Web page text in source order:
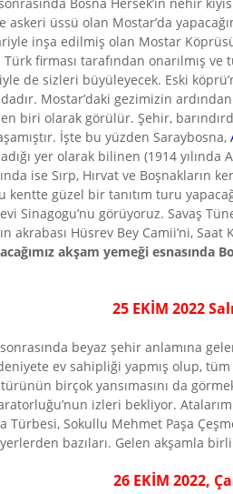
askeri üssü olan Mostar’da
inşa edilmiş olan Mostar
Türk firması tarafından
de sizleri büyüleyecek. Eski
Mostar’daki gezimizin
biri olarak görülür. Şehir,
İşte bu yüzden Saraybosna,
yer olarak bilinen (1914
ise Sırp, Hırvat ve Boşnakların
güzel bir tanıtım turu
Sinagogu’nu görüyoruz. Savaş
akrabası Hüsrev Bey Camii’ni,
akşam yemeği esnasında
25 EKİM 2022
beyaz şehir anlamına
ev sahipliği yapmış olup,
birçok yansımasını da
izleri bekliyor.
Türbesi, Sokullu Mehmet Paşa
bazıları. Gelen akşamla
26 EKİM 2022,